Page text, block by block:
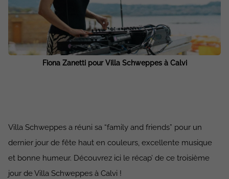
Fiona Zanetti pour Villa Schweppes à Calvi
Villa Schweppes a réuni sa “family and friends” pour un
dernier jour de fête haut en couleurs, excellente musique
et bonne humeur. Découvrez ici le récap’ de ce troisième
jour de Villa Schweppes à Calvi !